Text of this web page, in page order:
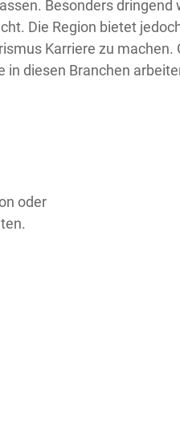
Besonders dringend
Die Region bietet
Karriere zu machen.
in diesen Branchen
oder